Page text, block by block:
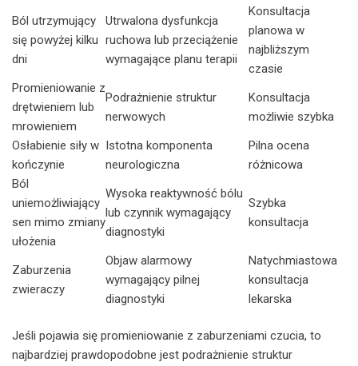
Ból utrzymujący
się powyżej kilku
dni
Utrwalona dysfunkcja
ruchowa lub przeciążenie
wymagające planu terapii
Konsultacja
planowa w
najbliższym
czasie
Promieniowanie z
drętwieniem lub
mrowieniem
Podrażnienie struktur
nerwowych
Konsultacja
możliwie szybka
Osłabienie siły w
kończynie
Istotna komponenta
neurologiczna
Pilna ocena
różnicowa
Ból
uniemożliwiający
sen mimo zmiany
ułożenia
Wysoka reaktywność bólu
lub czynnik wymagający
diagnostyki
Szybka
konsultacja
Zaburzenia
zwieraczy
Objaw alarmowy
wymagający pilnej
diagnostyki
Natychmiastowa
konsultacja
lekarska
Jeśli pojawia się promieniowanie z zaburzeniami czucia, to
najbardziej prawdopodobne jest podrażnienie struktur